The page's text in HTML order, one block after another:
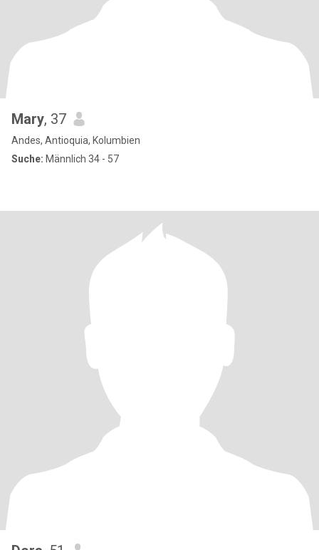
Mary, 37
Andes, Antioquia, Kolumbien
Suche: Männlich 34 - 57